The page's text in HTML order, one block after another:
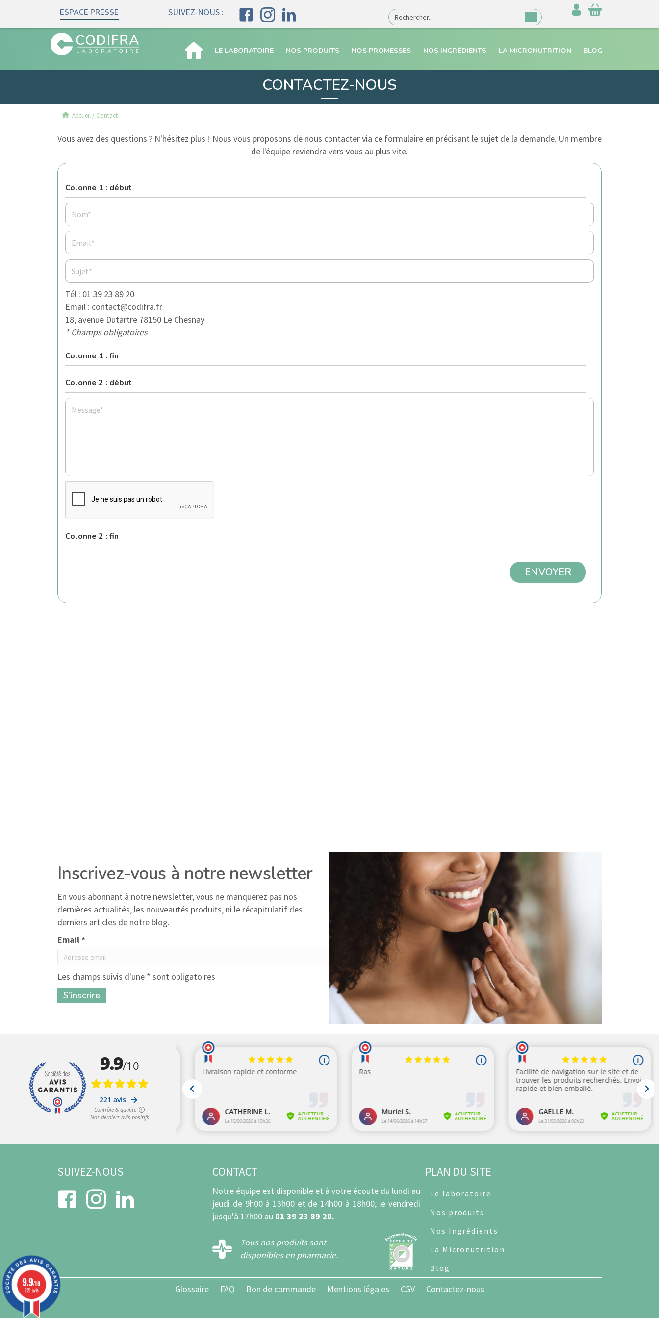
ESPACE PRESSE SUIVEZ-NOUS :
LE LABORATOIRE NOS PRODUITS NOS PROMESSES NOS INGRÉDIENTS LA MICRONUTRITION BLOG
CONTACTEZ-NOUS
Accueil/ Contact
Vous avez des questions ? N'hésitez plus ! Nous vous proposons de nous contacter via ce formulaire en précisant le sujet de la demande. Un membre
de l'équipe reviendra vers vous au plus vite.
Colonne 1 : début
Tél : 01 39 23 89 20
Email : contact@codifra.fr
18, avenue Dutartre 78150 Le Chesnay
* Champs obligatoires
Colonne 1 : fin
Colonne 2 : début
Colonne 2 : fin
Inscrivez-vous à notre newsletter
En vous abonnant à notre newsletter, vous ne manquerez pas nos
dernières actualités, les nouveautés produits, ni le récapitulatif des
derniers articles de notre blog.
Email *
Les champs suivis d'une * sont obligatoires
SUIVEZ-NOUS CONTACT
Notre équipe est disponible et à votre écoute du lundi au
jeudi de 9h00 à 13h00 et de 14h00 à 18h00, le vendredi
jusqu'à 17h00 au 01 39 23 89 20.
Tous nos produits sont
disponibles en pharmacie.
PLAN DU SITE
Le laboratoire
Nos produits
Nos Ingrédients
La Micronutrition
Blog
Glossaire FAQ Bon de commande Mentions légales CGV Contactez-nous
9.9/10
221 avis